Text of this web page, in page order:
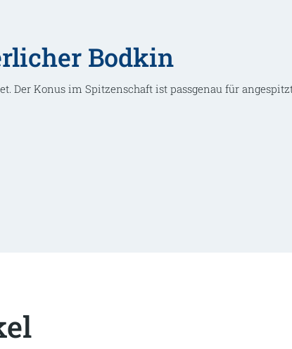
Bodkin
Der Konus im Spitzenschaft ist passgenau für